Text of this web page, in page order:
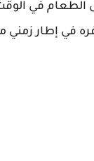
الطعام في
في إطار زمني